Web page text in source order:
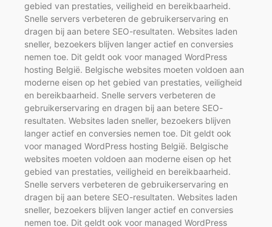
gebied van prestaties, veiligheid en bereikbaarheid.
Snelle servers verbeteren de gebruikerservaring en
dragen bij aan betere SEO-resultaten. Websites laden
sneller, bezoekers blijven langer actief en conversies
nemen toe. Dit geldt ook voor managed WordPress
hosting België. Belgische websites moeten voldoen aan
moderne eisen op het gebied van prestaties, veiligheid
en bereikbaarheid. Snelle servers verbeteren de
gebruikerservaring en dragen bij aan betere SEO-
resultaten. Websites laden sneller, bezoekers blijven
langer actief en conversies nemen toe. Dit geldt ook
voor managed WordPress hosting België. Belgische
websites moeten voldoen aan moderne eisen op het
gebied van prestaties, veiligheid en bereikbaarheid.
Snelle servers verbeteren de gebruikerservaring en
dragen bij aan betere SEO-resultaten. Websites laden
sneller, bezoekers blijven langer actief en conversies
nemen toe. Dit geldt ook voor managed WordPress